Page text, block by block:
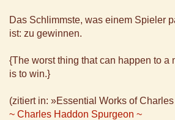
Das Schlimmste, was einem Spieler
ist: zu gewinnen.
{The worst thing that can happen to a
is to win.}
(zitiert in: »Essential Works of
~ Charles Haddon Spurgeon ~